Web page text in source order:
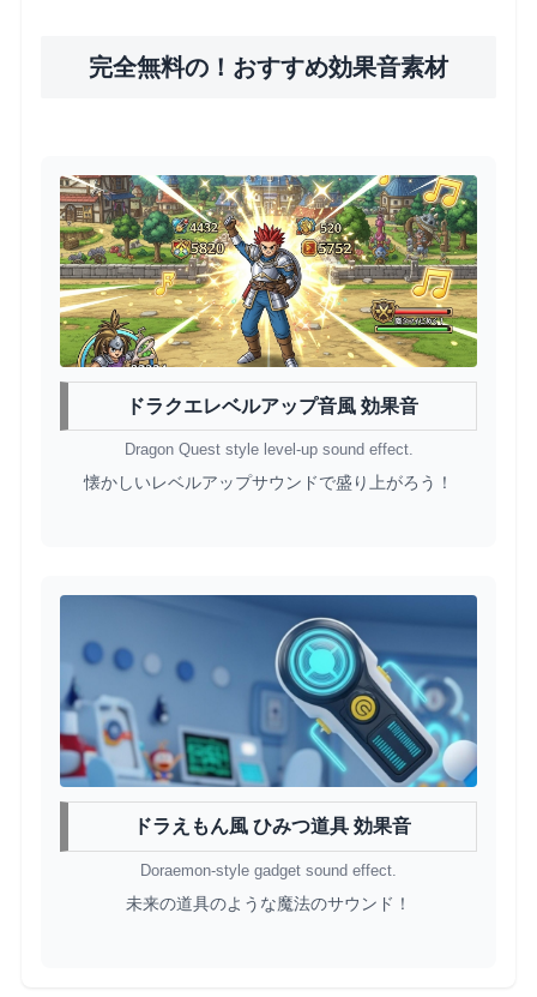
完全無料の！おすすめ効果音素材
ドラクエレベルアップ音風 効果音
Dragon Quest style level-up sound effect.
懐かしいレベルアップサウンドで盛り上がろう！
ドラえもん風 ひみつ道具 効果音
Doraemon-style gadget sound effect.
未来の道具のような魔法のサウンド！